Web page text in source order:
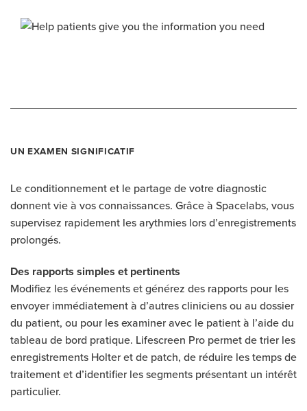
UN EXAMEN SIGNIFICATIF
Le conditionnement et le partage de votre diagnostic
donnent vie à vos connaissances. Grâce à Spacelabs, vous
supervisez rapidement les arythmies lors d’enregistrements
prolongés.
Des rapports simples et pertinents
Modifiez les événements et générez des rapports pour les
envoyer immédiatement à d’autres cliniciens ou au dossier
du patient, ou pour les examiner avec le patient à l’aide du
tableau de bord pratique. Lifescreen Pro permet de trier les
enregistrements Holter et de patch, de réduire les temps de
traitement et d’identifier les segments présentant un intérêt
particulier.